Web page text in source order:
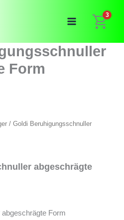
3
Form
/ Goldi Beruhigungsschnuller
abgeschrägte
Form